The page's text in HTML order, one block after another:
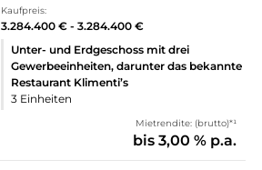
Kaufpreis:
3.284.400 € - 3.284.400 €
Unter- und Erdgeschoss mit drei
Gewerbeeinheiten, darunter das bekannte
Restaurant Klimenti’s
3 Einheiten
Mietrendite: (brutto)*¹
bis 3,00 % p.a.